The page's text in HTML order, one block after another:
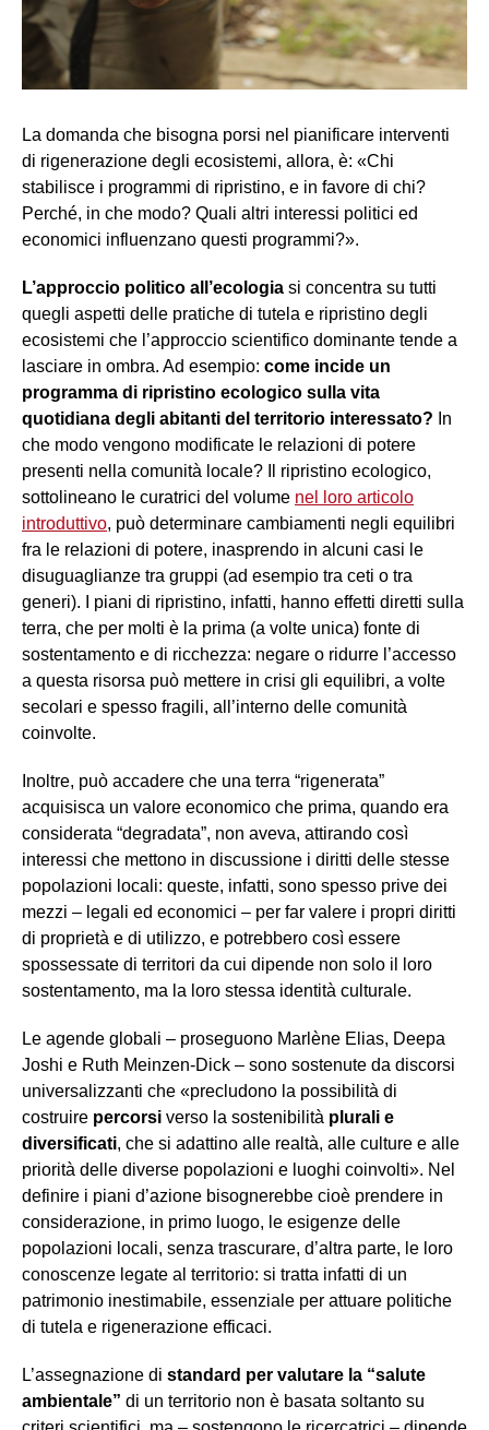
La domanda che bisogna porsi nel pianificare interventi
di rigenerazione degli ecosistemi, allora, è: «Chi
stabilisce i programmi di ripristino, e in favore di chi?
Perché, in che modo? Quali altri interessi politici ed
economici influenzano questi programmi?».
L’approccio politico all’ecologia si concentra su tutti
quegli aspetti delle pratiche di tutela e ripristino degli
ecosistemi che l’approccio scientifico dominante tende a
lasciare in ombra. Ad esempio: come incide un
programma di ripristino ecologico sulla vita
quotidiana degli abitanti del territorio interessato? In
che modo vengono modificate le relazioni di potere
presenti nella comunità locale? Il ripristino ecologico,
sottolineano le curatrici del volume nel loro articolo
introduttivo, può determinare cambiamenti negli equilibri
fra le relazioni di potere, inasprendo in alcuni casi le
disuguaglianze tra gruppi (ad esempio tra ceti o tra
generi). I piani di ripristino, infatti, hanno effetti diretti sulla
terra, che per molti è la prima (a volte unica) fonte di
sostentamento e di ricchezza: negare o ridurre l’accesso
a questa risorsa può mettere in crisi gli equilibri, a volte
secolari e spesso fragili, all’interno delle comunità
coinvolte.
Inoltre, può accadere che una terra “rigenerata”
acquisisca un valore economico che prima, quando era
considerata “degradata”, non aveva, attirando così
interessi che mettono in discussione i diritti delle stesse
popolazioni locali: queste, infatti, sono spesso prive dei
mezzi – legali ed economici – per far valere i propri diritti
di proprietà e di utilizzo, e potrebbero così essere
spossessate di territori da cui dipende non solo il loro
sostentamento, ma la loro stessa identità culturale.
Le agende globali – proseguono Marlène Elias, Deepa
Joshi e Ruth Meinzen-Dick – sono sostenute da discorsi
universalizzanti che «precludono la possibilità di
costruire percorsi verso la sostenibilità plurali e
diversificati, che si adattino alle realtà, alle culture e alle
priorità delle diverse popolazioni e luoghi coinvolti». Nel
definire i piani d’azione bisognerebbe cioè prendere in
considerazione, in primo luogo, le esigenze delle
popolazioni locali, senza trascurare, d’altra parte, le loro
conoscenze legate al territorio: si tratta infatti di un
patrimonio inestimabile, essenziale per attuare politiche
di tutela e rigenerazione efficaci.
L’assegnazione di standard per valutare la “salute
ambientale” di un territorio non è basata soltanto su